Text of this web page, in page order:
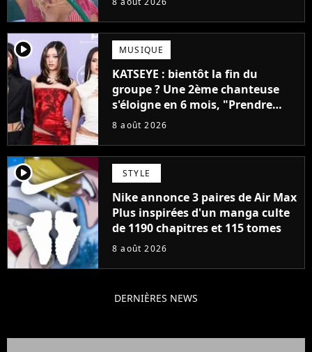
player2 MUSIQUE
KATSEYE : bientôt la fin du
groupe ? Une 2ème chanteuse
s'éloigne en 6 mois, "Prendre
cette décision n’a pas été facile"
8 août 2026
player2 STYLE
Nike annonce 3 paires de Air Max
Plus inspirées d'un manga culte
de 1190 chapitres et 115 tomes
8 août 2026
DERNIÈRES NEWS